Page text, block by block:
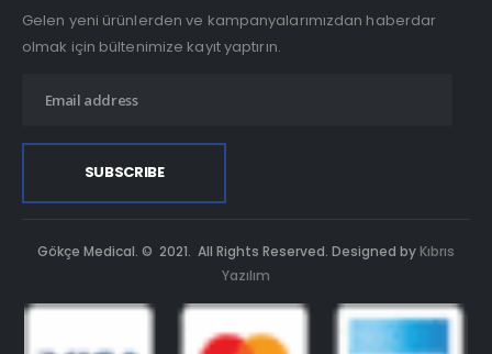
Gelen yeni ürünlerden ve kampanyalarımızdan haberdar
olmak için bültenimize kayıt yaptırın.
Gökçe Medical. © 2021. All Rights Reserved. Designed by Kıbrıs
Yazılım